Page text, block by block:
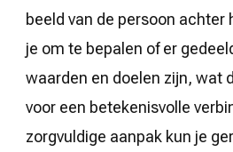
beeld van de persoon achter
je om te bepalen of er
waarden en doelen zijn, wat
voor een betekenisvolle
zorgvuldige aanpak kun je